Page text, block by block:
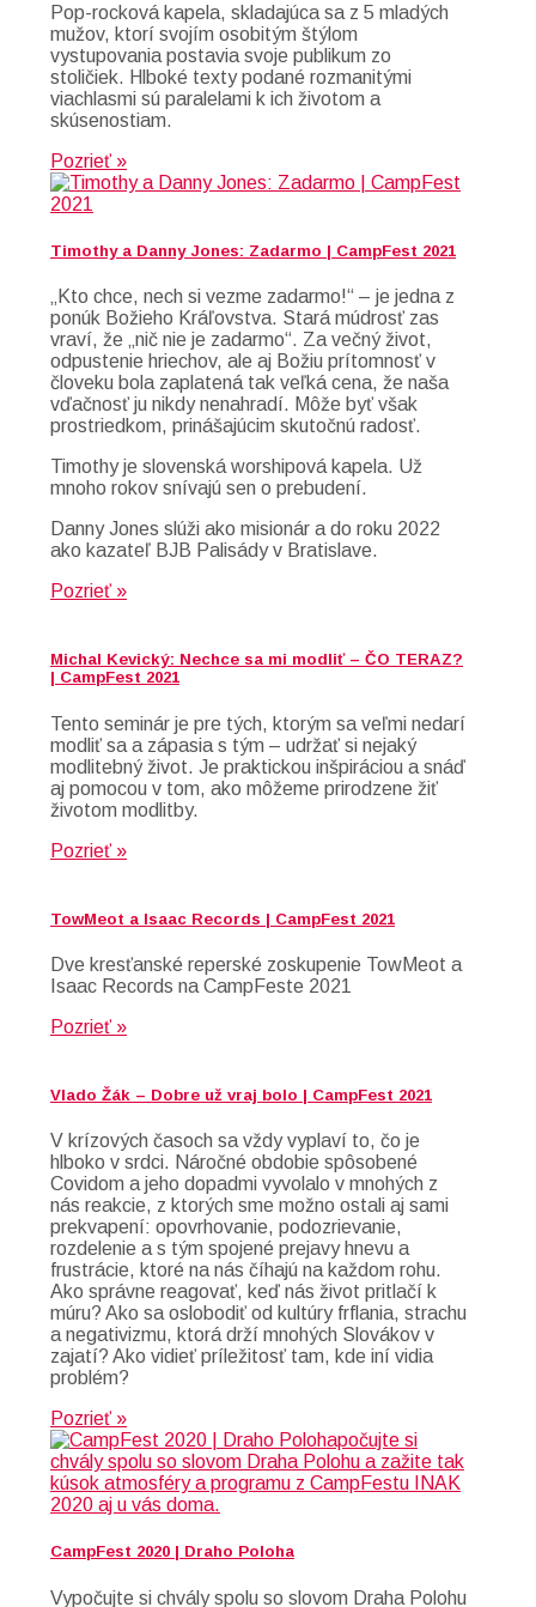
Pop-rocková kapela, skladajúca sa z 5 mladých
mužov, ktorí svojím osobitým štýlom
vystupovania postavia svoje publikum zo
stoličiek. Hlboké texty podané rozmanitými
viachlasmi sú paralelami k ich životom a
skúsenostiam.
Pozrieť »
Timothy a Danny Jones: Zadarmo | CampFest 2021
„Kto chce, nech si vezme zadarmo!“ – je jedna z
ponúk Božieho Kráľovstva. Stará múdrosť zas
vraví, že „nič nie je zadarmo“. Za večný život,
odpustenie hriechov, ale aj Božiu prítomnosť v
človeku bola zaplatená tak veľká cena, že naša
vďačnosť ju nikdy nenahradí. Môže byť však
prostriedkom, prinášajúcim skutočnú radosť.
Timothy je slovenská worshipová kapela. Už
mnoho rokov snívajú sen o prebudení.
Danny Jones slúži ako misionár a do roku 2022
ako kazateľ BJB Palisády v Bratislave.
Pozrieť »
Michal Kevický: Nechce sa mi modliť – ČO TERAZ?
| CampFest 2021
Tento seminár je pre tých, ktorým sa veľmi nedarí
modliť sa a zápasia s tým – udržať si nejaký
modlitebný život. Je praktickou inšpiráciou a snáď
aj pomocou v tom, ako môžeme prirodzene žiť
životom modlitby.
Pozrieť »
TowMeot a Isaac Records | CampFest 2021
Dve kresťanské reperské zoskupenie TowMeot a
Isaac Records na CampFeste 2021
Pozrieť »
Vlado Žák – Dobre už vraj bolo | CampFest 2021
V krízových časoch sa vždy vyplaví to, čo je
hlboko v srdci. Náročné obdobie spôsobené
Covidom a jeho dopadmi vyvolalo v mnohých z
nás reakcie, z ktorých sme možno ostali aj sami
prekvapení: opovrhovanie, podozrievanie,
rozdelenie a s tým spojené prejavy hnevu a
frustrácie, ktoré na nás číhajú na každom rohu.
Ako správne reagovať, keď nás život pritlačí k
múru? Ako sa oslobodiť od kultúry frflania, strachu
a negativizmu, ktorá drží mnohých Slovákov v
zajatí? Ako vidieť príležitosť tam, kde iní vidia
problém?
Pozrieť »
CampFest 2020 | Draho Poloha
Vypočujte si chvály spolu so slovom Draha Polohu